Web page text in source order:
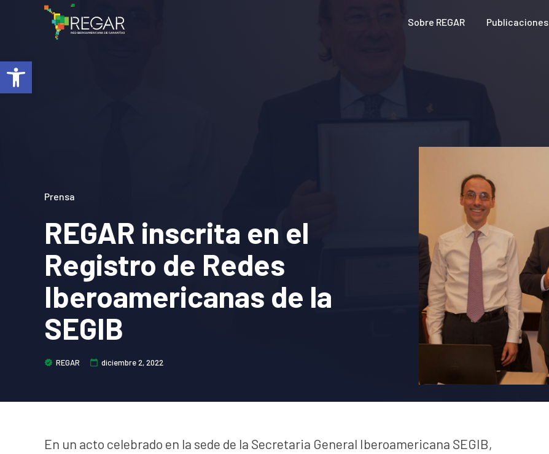
Abrir barra de herramientas
Sobre REGAR Publicaciones
Prensa
REGAR inscrita en el
Registro de Redes
Iberoamericanas de la
SEGIB
REGAR diciembre 2, 2022
En un acto celebrado en la sede de la Secretaria General Iberoamericana SEGIB,